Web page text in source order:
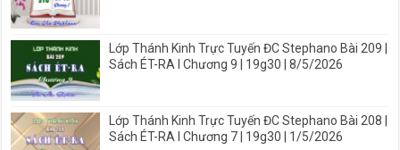
Lớp Thánh Kinh Trực Tuyến ĐC Stephano Bài 209 |
Sách ÉT-RA I Chương 9 | 19g30 | 8/5/2026
Lớp Thánh Kinh Trực Tuyến ĐC Stephano Bài 208 |
Sách ÉT-RA I Chương 7 | 19g30 | 1/5/2026